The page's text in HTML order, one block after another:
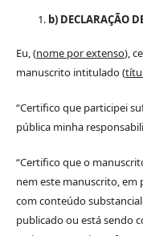
b) DECLARAÇÃO
Eu, (nome por extenso),
manuscrito intitulado (
“Certifico que participei
pública minha
“Certifico que o
nem este manuscrito,
com conteúdo
publicado ou está sendo